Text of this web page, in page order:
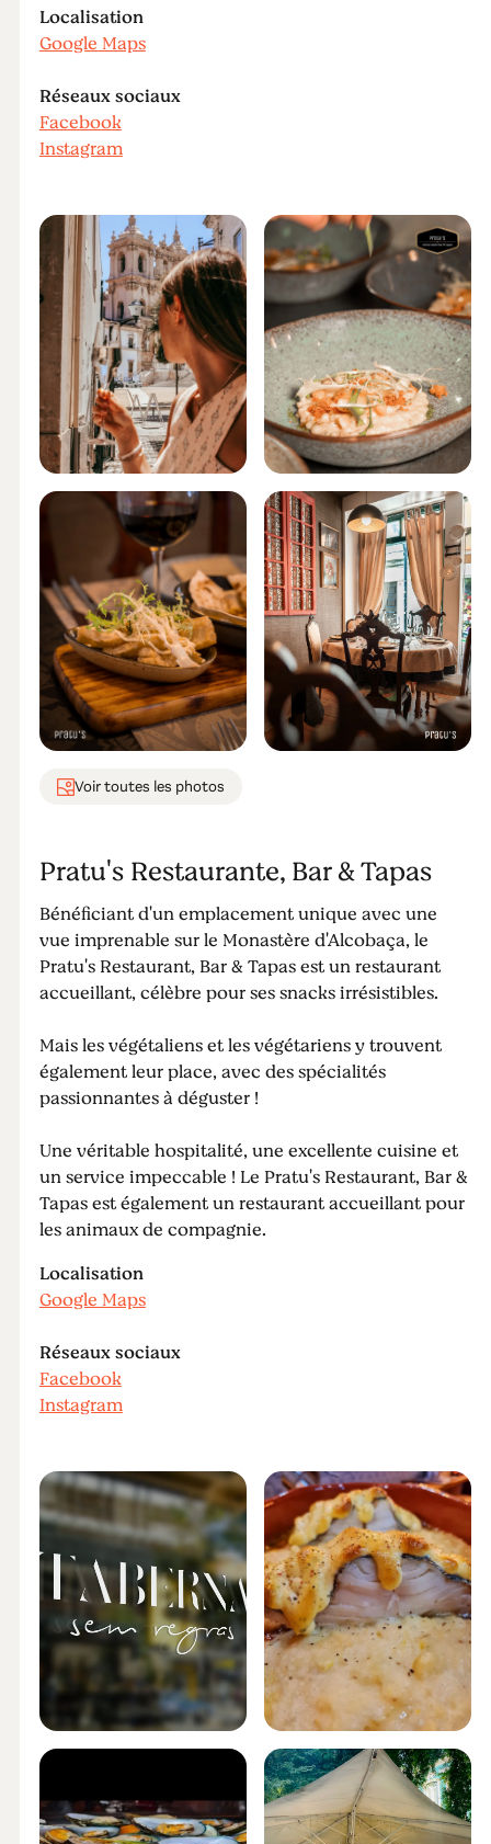
Localisation
Google Maps
Réseaux sociaux
Facebook
Instagram
Voir toutes les photos
Pratu's Restaurante, Bar & Tapas
Bénéficiant d'un emplacement unique avec une
vue imprenable sur le Monastère d'Alcobaça, le
Pratu's Restaurant, Bar & Tapas est un restaurant
accueillant, célèbre pour ses snacks irrésistibles.
Mais les végétaliens et les végétariens y trouvent
également leur place, avec des spécialités
passionnantes à déguster !
Une véritable hospitalité, une excellente cuisine et
un service impeccable ! Le Pratu's Restaurant, Bar &
Tapas est également un restaurant accueillant pour
les animaux de compagnie.
Localisation
Google Maps
Réseaux sociaux
Facebook
Instagram